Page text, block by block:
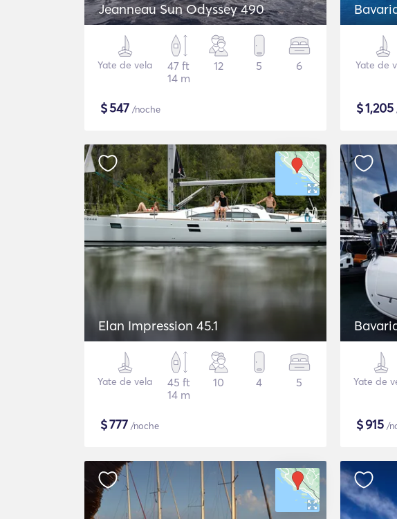
Jeanneau Sun Odyssey 490
Yate de vela
47 ft
14 m
12 5 6
$547 /noche
Yate de
$1,205
Elan Impression 45.1
Yate de vela
45 ft
14 m
10 4 5
$777 /noche
Yate de
$915 /